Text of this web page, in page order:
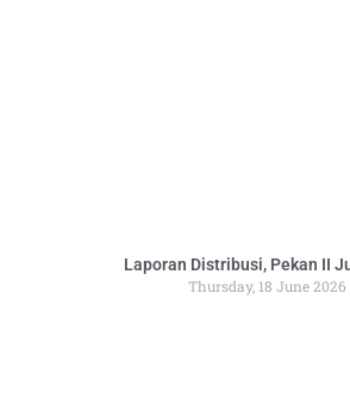
Laporan Distribusi, Pekan II
Thursday, 18 June 2026